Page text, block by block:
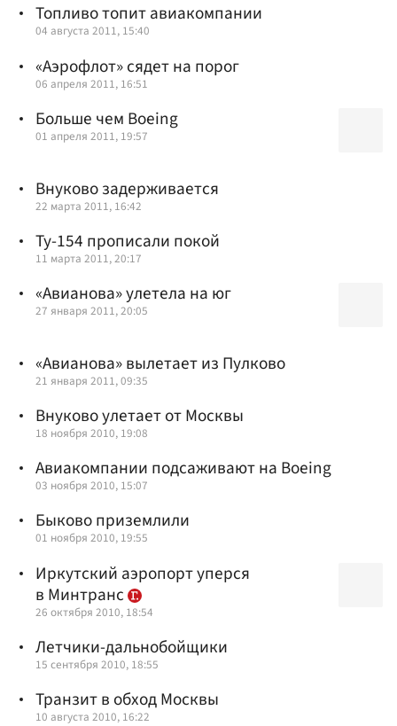
Топливо топит авиакомпании
04 августа 2011, 15:40
«Аэрофлот» сядет на порог
06 апреля 2011, 16:51
Больше чем Boeing
01 апреля 2011, 19:57
Внуково задерживается
22 марта 2011, 16:42
Ту-154 прописали покой
11 марта 2011, 20:17
«Авианова» улетела на юг
27 января 2011, 20:05
«Авианова» вылетает из Пулково
21 января 2011, 09:35
Внуково улетает от Москвы
18 ноября 2010, 19:08
Авиакомпании подсаживают на Boeing
03 ноября 2010, 15:07
Быково приземлили
01 ноября 2010, 19:55
Иркутский аэропорт уперся
в Минтранс
26 октября 2010, 18:54
Летчики-дальнобойщики
15 сентября 2010, 18:55
Транзит в обход Москвы
10 августа 2010, 16:22